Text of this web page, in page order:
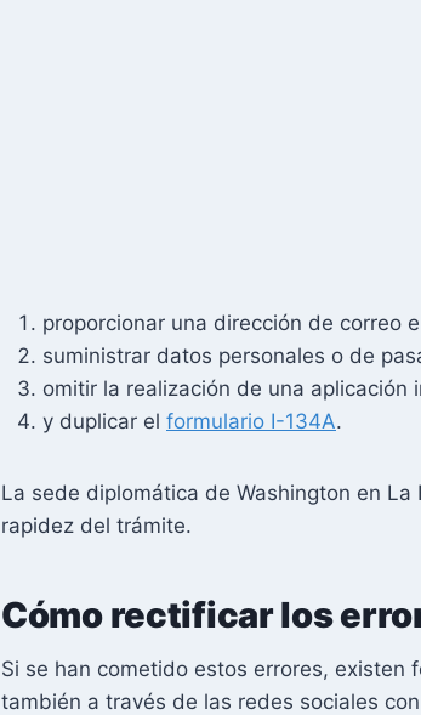
proporcionar una dirección de correo
suministrar datos personales o de
omitir la realización de una
y duplicar el formulario I-134A.
La sede diplomática de Washington en
rapidez del trámite.
Cómo rectificar los
Si se han cometido estos errores, existen
también a través de las redes sociales